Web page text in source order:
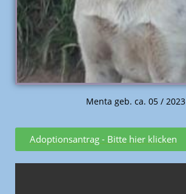
Menta geb. ca. 05 / 2023
Adoptionsantrag - Bitte hier klicken